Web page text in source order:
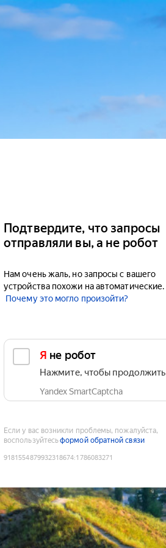
Подтвердите, что запросы
отправляли вы, а не робот
Нам очень жаль, но запросы с вашего
устройства похожи на автоматические.
Почему это могло произойти?
Я не робот
Нажмите, чтобы продолжить
Yandex SmartCaptcha
Если у вас возникли проблемы, пожалуйста,
воспользуйтесьформой обратной связи
9181554879932318674:1786083271